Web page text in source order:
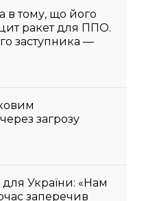
в тому, що його
ракет для ППО.
заступника —
загрозу
України: «Нам
заперечив